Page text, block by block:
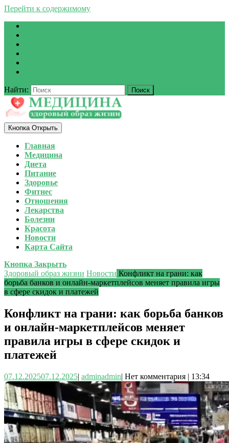
Перейти к содержимому
Найти:
Кнопка Открыть
Главная
Медицина
Диета
Питание
Здоровье
Фитнес
Отношения
Лекарства
Болезни
Красота
Новости
Карта Сайта
Кнопка Закрыть
Здоровый образ жизни Новости Конфликт на грани: как
борьба банков и онлайн-маркетплейсов меняет правила игры
в сфере скидок и платежей
Конфликт на грани: как борьба банков
и онлайн-маркетплейсов меняет
правила игры в сфере скидок и
платежей
07.12.202507.12.2025| adminadmin| Нет комментария | 13:34